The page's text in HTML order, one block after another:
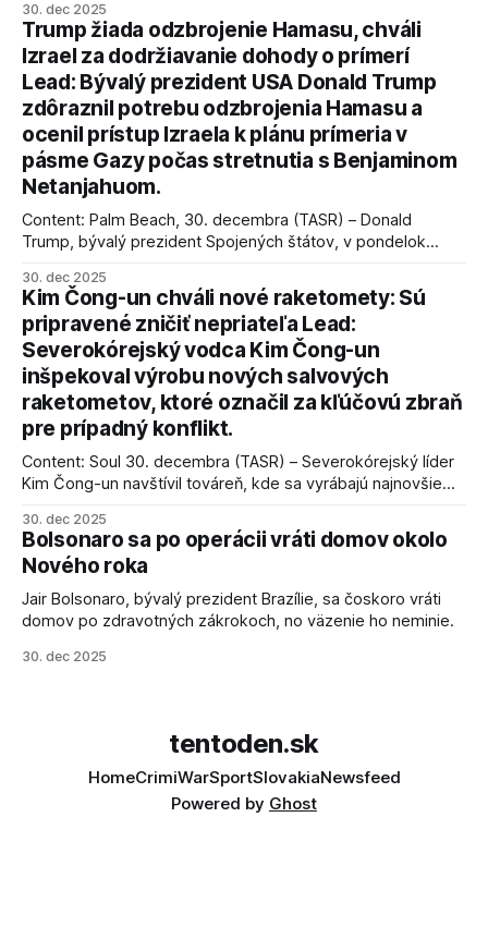
30. dec 2025
Trump žiada odzbrojenie Hamasu, chváli
Izrael za dodržiavanie dohody o prímerí
Lead: Bývalý prezident USA Donald Trump
zdôraznil potrebu odzbrojenia Hamasu a
ocenil prístup Izraela k plánu prímeria v
pásme Gazy počas stretnutia s Benjaminom
Netanjahuom.
Content: Palm Beach, 30. decembra (TASR) – Donald
Trump, bývalý prezident Spojených štátov, v pondelok
kľúčové pre úspešné dosiahnutie prímeria v Gaze. Agentúra
AFP informuje, že Trump vyjadril presvedčenie, že Izrael plní
podmienky dohody o prí
30. dec 2025
Kim Čong-un chváli nové raketomety: Sú
pripravené zničiť nepriateľa Lead:
Severokórejský vodca Kim Čong-un
inšpekoval výrobu nových salvových
raketometov, ktoré označil za kľúčovú zbraň
pre prípadný konflikt.
Content: Soul 30. decembra (TASR) – Severokórejský líder
Kim Čong-un navštívil továreň, kde sa vyrábajú najnovšie
schopnosti. Informovali o tom štátne médiá KĽDR, na ktoré
sa odvoláva agentúra AFP.
30. dec 2025
Bolsonaro sa po operácii vráti domov okolo
Nového roka
Jair Bolsonaro, bývalý prezident Brazílie, sa čoskoro vráti
domov po zdravotných zákrokoch, no väzenie ho neminie.
30. dec 2025
tentoden.sk
HomeCrimiWarSportSlovakiaNewsfeed
Powered by Ghost